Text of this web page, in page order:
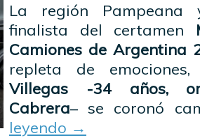
La región
finalista del certamen
Camiones de Argentina
repleta de
Villegas -34 años,
Cabrera– se coronó
leyendo →